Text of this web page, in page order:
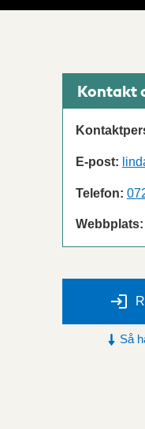
Kontakt
E-post:
Telefon:
Webbplats:
Så